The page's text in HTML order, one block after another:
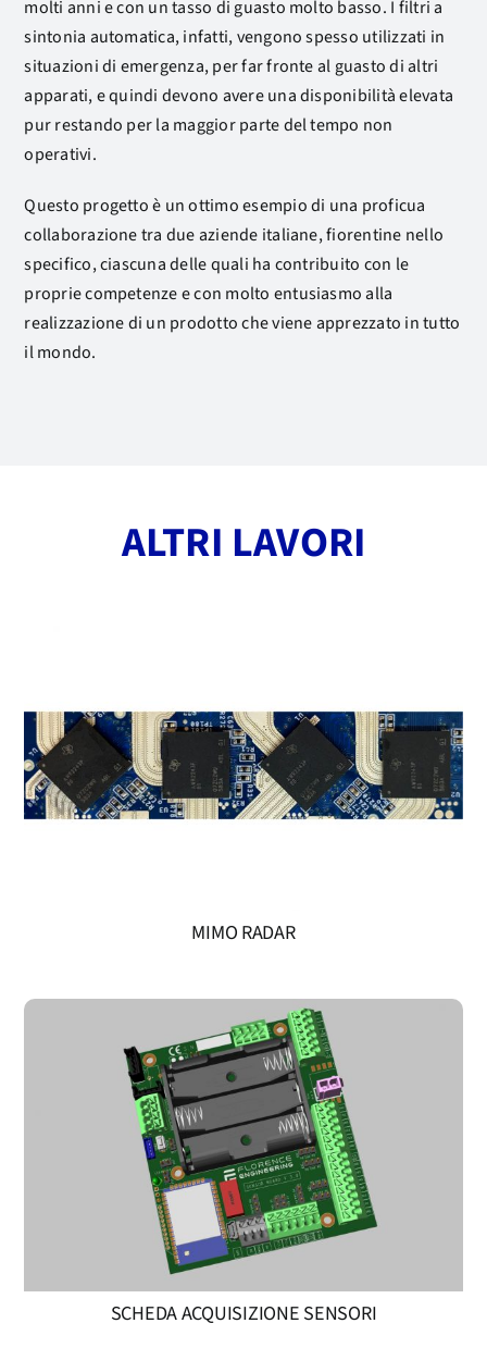
molti anni e con un tasso di guasto molto basso. I filtri a
sintonia automatica, infatti, vengono spesso utilizzati in
situazioni di emergenza, per far fronte al guasto di altri
apparati, e quindi devono avere una disponibilità elevata
pur restando per la maggior parte del tempo non
operativi.
Questo progetto è un ottimo esempio di una proficua
collaborazione tra due aziende italiane, fiorentine nello
specifico, ciascuna delle quali ha contribuito con le
proprie competenze e con molto entusiasmo alla
realizzazione di un prodotto che viene apprezzato in tutto
il mondo.
ALTRI LAVORI
MIMO RADAR
SCHEDA ACQUISIZIONE SENSORI